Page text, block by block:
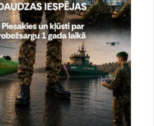
bija noderīga?
Sniegt atsauksmi
pirmais, kas uzzina!